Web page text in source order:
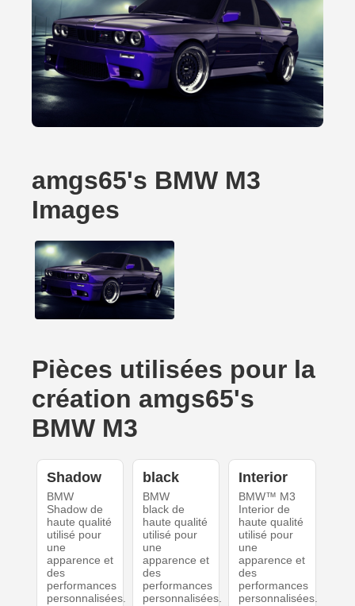
amgs65's BMW M3
Images
Pièces utilisées pour la
création amgs65's
BMW M3
Shadow
BMW
Shadow de
haute qualité
utilisé pour
une
apparence et
des
performances
personnalisées.
black
BMW
black de
haute qualité
utilisé pour
une
apparence et
des
performances
personnalisées.
Interior
BMW™ M3
Interior de
haute qualité
utilisé pour
une
apparence et
des
performances
personnalisées.